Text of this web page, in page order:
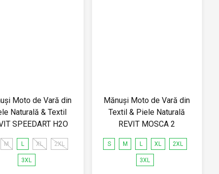
Moto de Vară din
Naturală & Textil
SPEEDART H2O
M L XL 2XL
3XL
Mănuși Moto de Vară din
Textil & Piele Naturală
REVIT MOSCA 2
S M L XL 2XL
3XL